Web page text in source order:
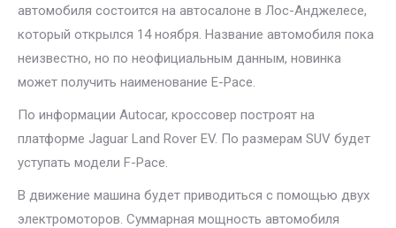
автомобиля состоится на автосалоне в Лос-Анджелесе,
который открылся 14 ноября. Название автомобиля пока
неизвестно, но по неофициальным данным, новинка
может получить наименование E-Pace.
По информации Autocar, кроссовер построят на
платформе Jaguar Land Rover EV. По размерам SUV будет
уступать модели F-Pace.
В движение машина будет приводиться с помощью двух
электромоторов. Суммарная мощность автомобиля